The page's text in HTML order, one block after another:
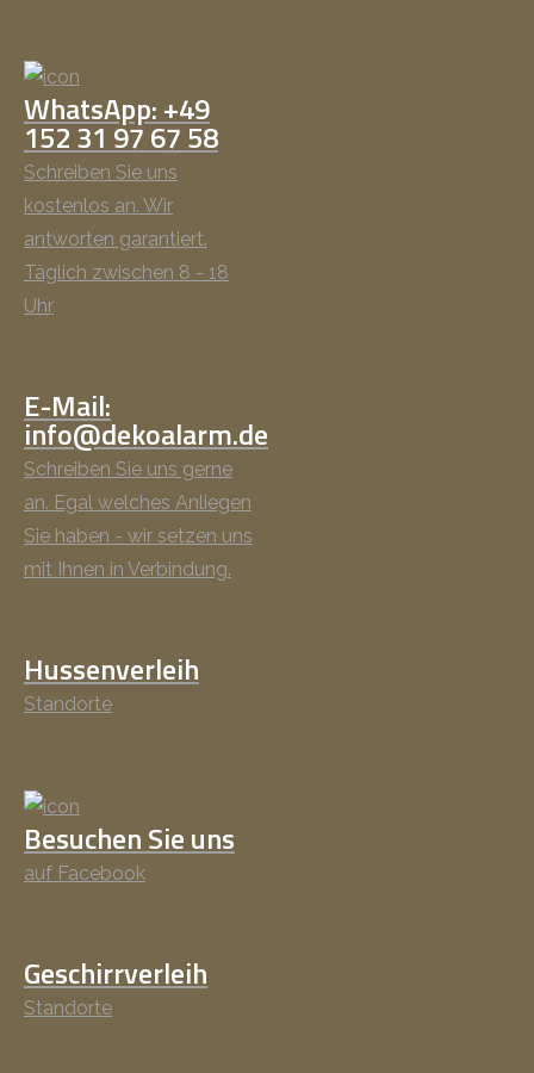
WhatsApp: +49
152 31 97 67 58
Schreiben Sie uns
kostenlos an. Wir
antworten garantiert.
Täglich zwischen 8 - 18
Uhr
E-Mail:
info@dekoalarm.de
Schreiben Sie uns gerne
an. Egal welches Anliegen
Sie haben - wir setzen uns
mit Ihnen in Verbindung.
Hussenverleih
Standorte
Besuchen Sie uns
auf Facebook
Geschirrverleih
Standorte